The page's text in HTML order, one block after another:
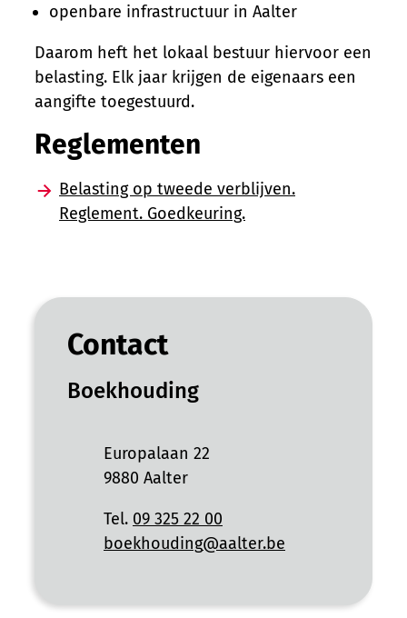
openbare infrastructuur in Aalter
Daarom heft het lokaal bestuur hiervoor een
belasting. Elk jaar krijgen de eigenaars een
aangifte toegestuurd.
Reglementen
Belasting op tweede verblijven.
Reglement. Goedkeuring.
Contact
Boekhouding
AdresEuropalaan 22
,9880 Aalter
09 325 22 00
E-mailboekhouding@aalter.be